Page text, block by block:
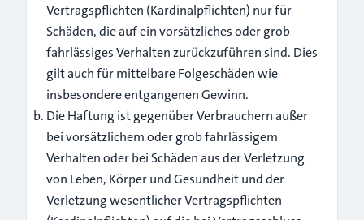
Vertragspflichten (Kardinalpflichten) nur für
Schäden, die auf ein vorsätzliches oder grob
fahrlässiges Verhalten zurückzuführen sind. Dies
gilt auch für mittelbare Folgeschäden wie
insbesondere entgangenen Gewinn.
Die Haftung ist gegenüber Verbrauchern außer
bei vorsätzlichem oder grob fahrlässigem
Verhalten oder bei Schäden aus der Verletzung
von Leben, Körper und Gesundheit und der
Verletzung wesentlicher Vertragspflichten